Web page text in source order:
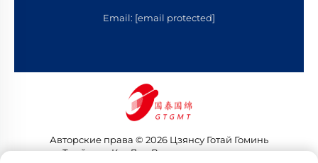
Email: [email protected]
Авторские права © 2026 Цзянсу Готай Гоминь
Трейдинг Ко., Лтд. Все права защищены